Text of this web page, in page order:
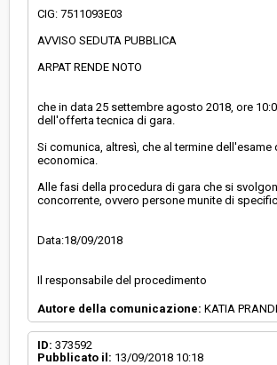
CIG: 7511093E03
AVVISO SEDUTA PUBBLICA
ARPAT RENDE NOTO
che in data 25 settembre agosto 2018, ore
dell'offerta tecnica di gara.
Si comunica, altresì, che al termine
economica.
Alle fasi della procedura di gara che si
concorrente, ovvero persone munite di
Data:18/09/2018
Il responsabile del procedimento
Autore della comunicazione: KATIA PRANDI
ID: 373592
Pubblicato il: 13/09/2018 10:18